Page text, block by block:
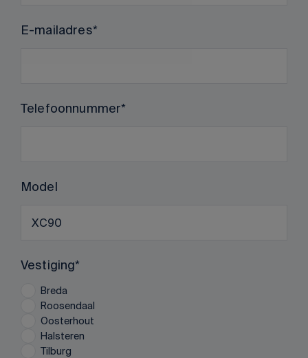
E-mailadres
Telefoonnummer
Model
Vestiging
Breda
Roosendaal
Oosterhout
Halsteren
Tilburg